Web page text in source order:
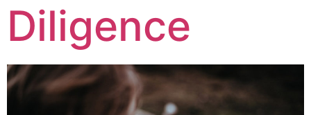
Diligence